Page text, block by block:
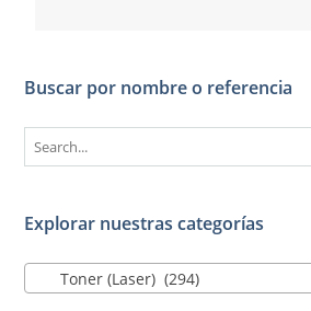
Buscar por nombre o referencia
Explorar nuestras categorías
Toner (Laser) (294)